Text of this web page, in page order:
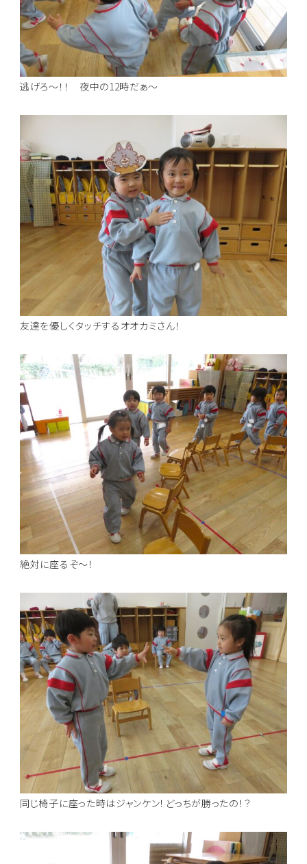
逃げろ～！！ 夜中の12時だぁ～
友達を優しくタッチするオオカミさん！
絶対に座るぞ～！
同じ椅子に座った時はジャンケン！どっちが勝ったの！？